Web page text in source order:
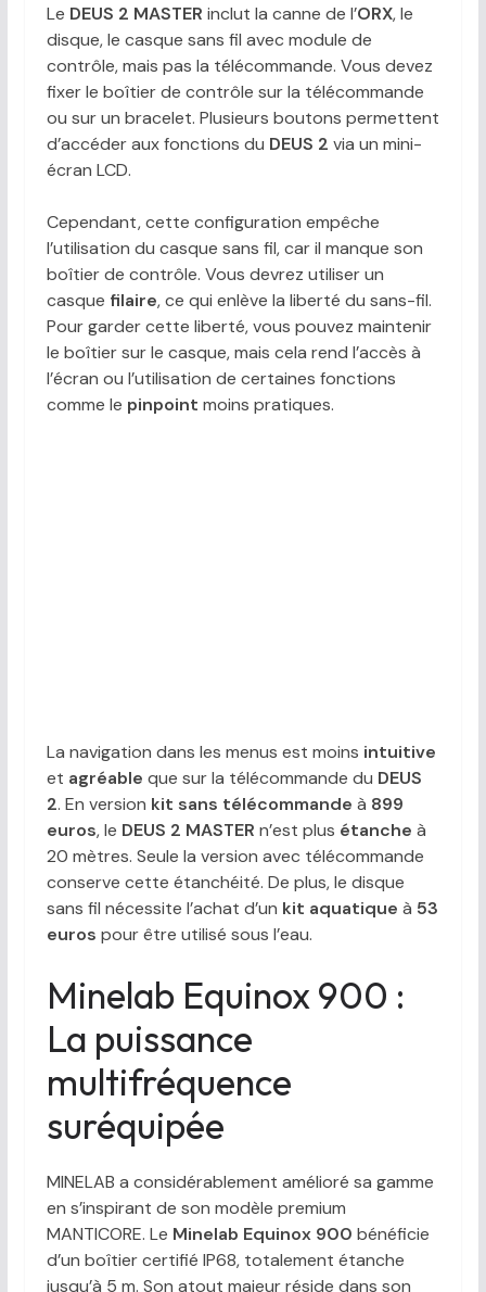
Le DEUS 2 MASTER inclut la canne de l’ORX, le
disque, le casque sans fil avec module de
contrôle, mais pas la télécommande. Vous devez
fixer le boîtier de contrôle sur la télécommande
ou sur un bracelet. Plusieurs boutons permettent
d’accéder aux fonctions du DEUS 2 via un mini-
écran LCD.
Cependant, cette configuration empêche
l’utilisation du casque sans fil, car il manque son
boîtier de contrôle. Vous devrez utiliser un
casque filaire, ce qui enlève la liberté du sans-fil.
Pour garder cette liberté, vous pouvez maintenir
le boîtier sur le casque, mais cela rend l’accès à
l’écran ou l’utilisation de certaines fonctions
comme le pinpoint moins pratiques.
La navigation dans les menus est moins intuitive
et agréable que sur la télécommande du DEUS
2. En version kit sans télécommande à 899
euros, le DEUS 2 MASTER n’est plus étanche à
20 mètres. Seule la version avec télécommande
conserve cette étanchéité. De plus, le disque
sans fil nécessite l’achat d’un kit aquatique à 53
euros pour être utilisé sous l’eau.
Minelab Equinox 900 :
La puissance
multifréquence
suréquipée
MINELAB a considérablement amélioré sa gamme
en s’inspirant de son modèle premium
MANTICORE. Le Minelab Equinox 900 bénéficie
d’un boîtier certifié IP68, totalement étanche
jusqu’à 5 m. Son atout majeur réside dans son